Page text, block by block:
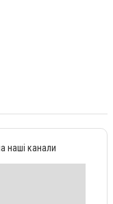
наші канали